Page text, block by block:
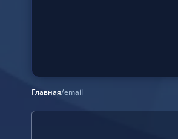
Главная/email